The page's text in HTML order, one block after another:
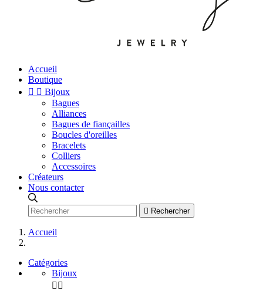
Accueil
Boutique
  Bijoux
Bagues
Alliances
Bagues de fiançailles
Boucles d'oreilles
Bracelets
Colliers
Accessoires
Créateurs
Nous contacter
 Rechercher
Accueil
Catégories
Bijoux
 